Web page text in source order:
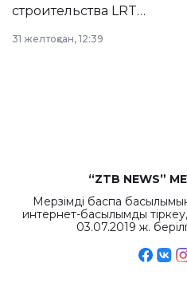
строительства LRT
республиканского
31 желтоқсан, 12:39
“ZTB NEWS”
Мерзімді баспа
интернет-басылымды тіркеу,
03.07.2019 ж.